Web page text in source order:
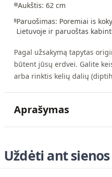
Aukštis: 62 cm
Paruošimas: Poremiai is
Lietuvoje ir paruoštas
Pagal užsakymą tapytas
būtent jūsų erdvei. Galite
arba rinktis kelių dalių
Aprašymas
Uždėti ant sienos